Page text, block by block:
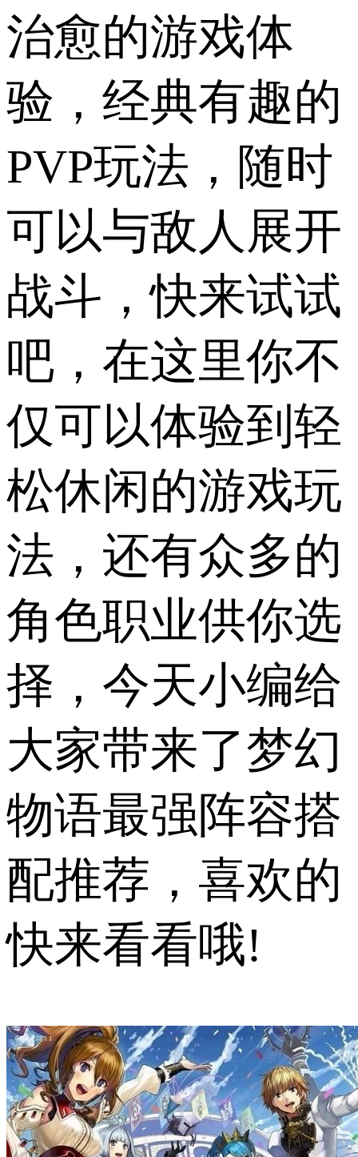
治愈的游戏体
验，经典有趣的
PVP玩法，随时
可以与敌人展开
战斗，快来试试
吧，在这里你不
仅可以体验到轻
松休闲的游戏玩
法，还有众多的
角色职业供你选
择，今天小编给
大家带来了梦幻
物语最强阵容搭
配推荐，喜欢的
快来看看哦!